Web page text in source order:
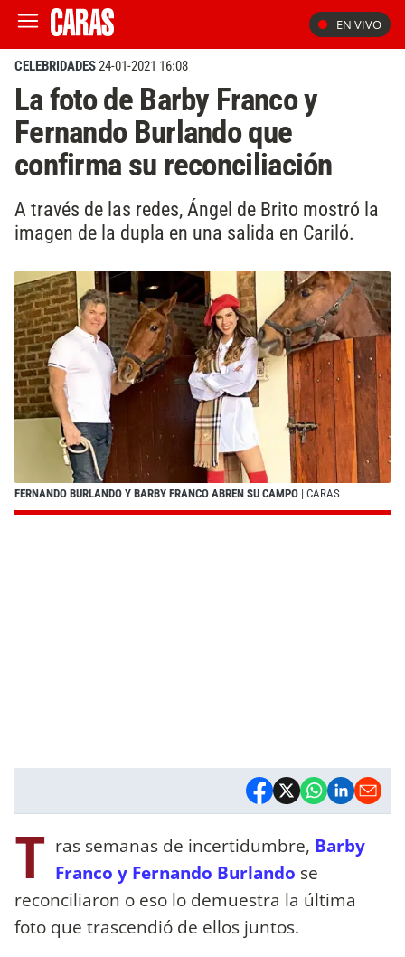
EN VIVO
CELEBRIDADES24-01-2021 16:08
La foto de Barby Franco y
Fernando Burlando que
confirma su reconciliación
A través de las redes, Ángel de Brito mostró la
imagen de la dupla en una salida en Cariló.
FERNANDO BURLANDO Y BARBY FRANCO ABREN SU CAMPO | CARAS
T ras semanas de incertidumbre, Barby
Franco y Fernando Burlando se
reconciliaron o eso lo demuestra la última
foto que trascendió de ellos juntos.